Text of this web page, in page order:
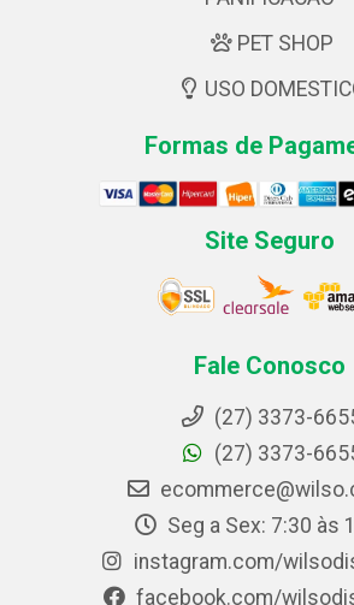
PET SHOP
USO
Formas de
Site Seguro
Fale Conosco
(27) 3373-
(27) 3373-
Seg a Sex: 7:30 às
instagram.com/
facebook.com/